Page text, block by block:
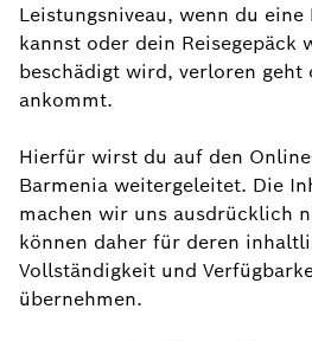
Leistungsniveau, wenn du
kannst oder dein Reisegepäck
beschädigt wird, verloren geht
ankommt.
Hierfür wirst du auf den
Barmenia weitergeleitet. Die
machen wir uns ausdrücklich
können daher für deren
Vollständigkeit und
übernehmen.